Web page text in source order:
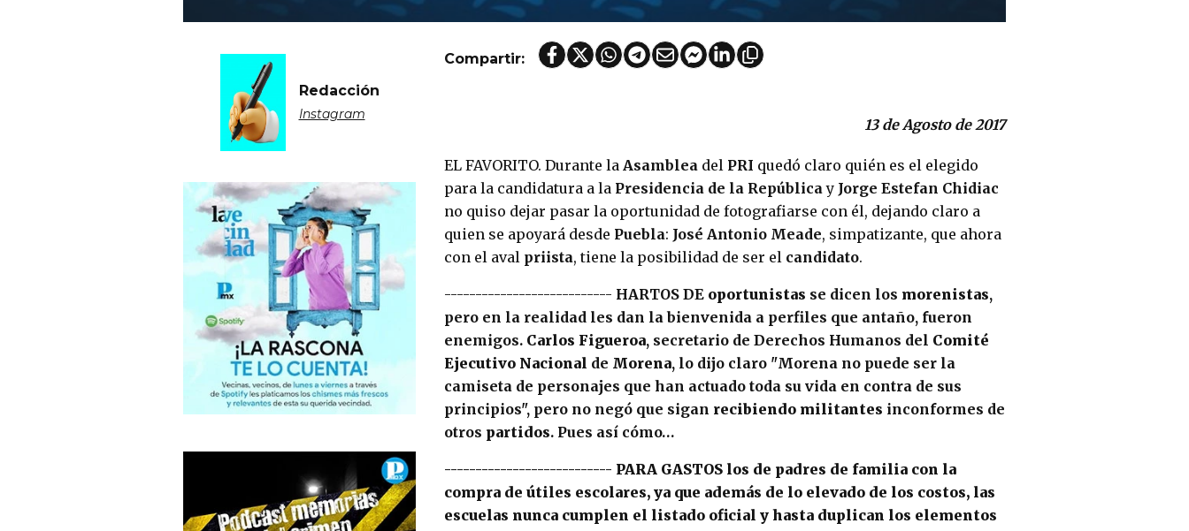
Redacción
Instagram
Compartir:
13 de Agosto de 2017
EL FAVORITO. Durante la Asamblea del PRI quedó claro quién es el elegido
para la candidatura a la Presidencia de la Repúblicay Jorge Estefan Chidiac
no quiso dejar pasar la oportunidad de fotografiarse con él, dejando claro a
quien se apoyará desde Puebla: José Antonio Meade, simpatizante, que ahora
con el aval priista, tiene la posibilidad de ser el candidato.
--------------------------- HARTOS DE oportunistas se dicen los morenistas,
pero en la realidad les dan la bienvenida a perfiles que antaño, fueron
enemigos. Carlos Figueroa, secretario de Derechos Humanos del Comité
Ejecutivo Nacional de Morena, lo dijo claro "Morena no puede ser la
camiseta de personajes que han actuado toda su vida en contra de sus
principios", pero no negó que sigan recibiendo militantes inconformes de
otros partidos. Pues así cómo…
--------------------------- PARA GASTOS los de padres de familia con la
compra de útiles escolares, ya que además de lo elevado de los costos, las
escuelas nunca cumplen el listado oficial y hasta duplican los elementos